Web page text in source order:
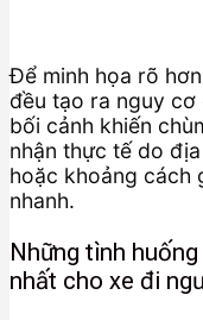
Để minh họa rõ
đều tạo ra nguy cơ
bối cảnh khiến
nhận thực tế do
hoặc khoảng cách
nhanh.
Những tình
nhất cho xe đi